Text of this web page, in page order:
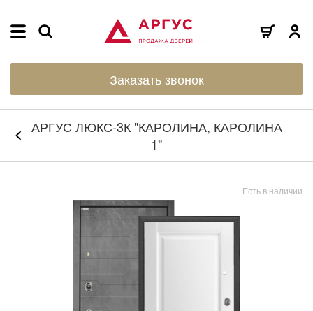
Заказать звонок
АРГУС ЛЮКС-3К "КАРОЛИНА, КАРОЛИНА
1"
Есть в наличии